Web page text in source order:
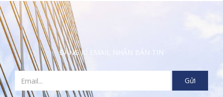
ĐĂNG KÍ EMAIL NHẬN BẢN TIN